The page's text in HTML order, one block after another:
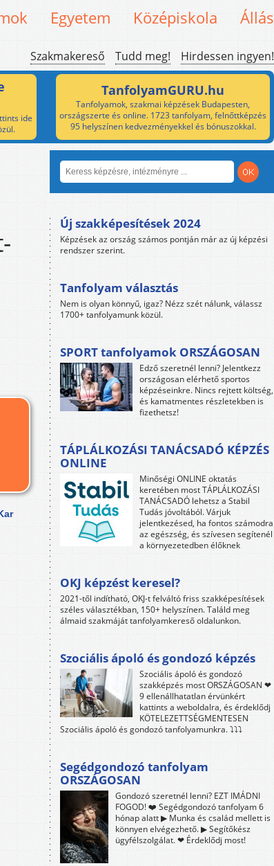
Egyetem Középiskola Állás
Szakmakereső Tudd meg! Hirdessen ingyen!
ide
TanfolyamGURU.hu
Tanfolyamok, szakmai képzések Budapesten,
országszerte és online. 1723 tanfolyam, felnőttképzés
95 helyszínen kedvezményekkel és bónuszokkal.
Új szakképesítések 2024
Képzések az ország számos pontján már az új képzési
rendszer szerint.
Tanfolyam választás
Nem is olyan könnyű, igaz? Nézz szét nálunk, válassz
1700+ tanfolyamunk közül.
SPORT tanfolyamok ORSZÁGOSAN
Edző szeretnél lenni? Jelentkezz
országosan elérhető sportos
képzéseinkre. Nincs rejtett költség,
és kamatmentes részletekben is
fizethetsz!
TÁPLÁLKOZÁSI TANÁCSADÓ KÉPZÉS
ONLINE
Minőségi ONLINE oktatás
keretében most TÁPLÁLKOZÁSI
TANÁCSADÓ lehetsz a Stabil
Tudás jóvoltából. Várjuk
jelentkezésed, ha fontos számodra
az egészség, és szívesen segítenél
a környezetedben élőknek
OKJ képzést keresel?
2021-től indítható, OKJ-t felváltó friss szakképesítések
széles választékban, 150+ helyszínen. Találd meg
álmaid szakmáját tanfolyamkereső oldalunkon.
Szociális ápoló és gondozó képzés
Szociális ápoló és gondozó
szakképzés most ORSZÁGOSAN ❤
9 ellenállhatatlan érvünkért
kattints a weboldalra, és érdeklődj
KÖTELEZETTSÉGMENTESEN
Szociális ápoló és gondozó tanfolyamunkra. ⤵⤵⤵
Segédgondozó tanfolyam
ORSZÁGOSAN
Gondozó szeretnél lenni? EZT IMÁDNI
FOGOD! ❤️ Segédgondozó tanfolyam 6
hónap alatt ▶ Munka és család mellett is
könnyen elvégezhető. ▶ Segítőkész
ügyfélszolgálat. ❤ Érdeklődj most!